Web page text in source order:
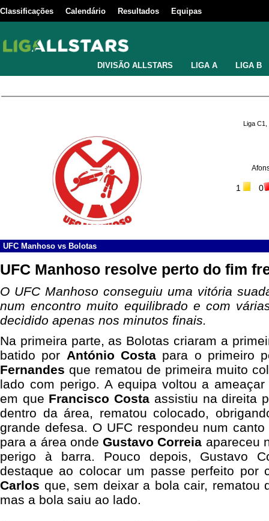
Classificações Calendário Resultados Equipas
DIVISÃO ALLSTARS LIGA A LIGA B
Liga C1,
1 0
UFC Manhoso vs Bolotas
UFC Manhoso resolve perto do fim
O UFC Manhoso conseguiu uma vitória
num encontro muito equilibrado e com
decidido apenas nos minutos finais.
Na primeira parte, as Bolotas criaram a
batido por António Costapara o primeiro
Fernandes que rematou de primeira muito
lado com perigo. A equipa voltou a
em que Francisco Costa assistiu na direita
dentro da área, rematou colocado,
grande defesa. O UFC respondeu num
para a área ondeGustavo Correia apareceu
perigo à barra. Pouco depois, Gustavo
destaque ao colocar um passe perfeito
Carlos que, sem deixar a bola cair, rematou
mas a bola saiu ao lado.